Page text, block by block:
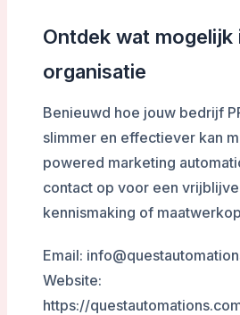
Ontdek wat
organisatie
Benieuwd hoe jouw bedrijf
slimmer en effectiever kan
powered marketing
contact op voor een
kennismaking of
Email:
Website:
https://